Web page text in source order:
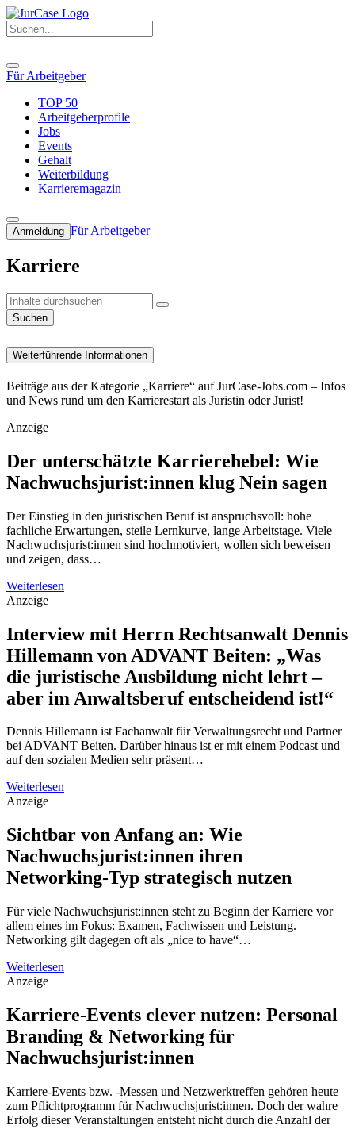
Für Arbeitgeber
TOP 50
Arbeitgeberprofile
Jobs
Events
Gehalt
Weiterbildung
Karrieremagazin
Anmeldung Für Arbeitgeber
Karriere
Suchen
Weiterführende Informationen
Beiträge aus der Kategorie „Karriere“ auf JurCase-Jobs.com – Infos
und News rund um den Karrierestart als Juristin oder Jurist!
Anzeige
Der unterschätzte Karrierehebel: Wie
Nachwuchsjurist:innen klug Nein sagen
Der Einstieg in den juristischen Beruf ist anspruchsvoll: hohe
fachliche Erwartungen, steile Lernkurve, lange Arbeitstage. Viele
Nachwuchsjurist:innen sind hochmotiviert, wollen sich beweisen
und zeigen, dass…
Weiterlesen
Anzeige
Interview mit Herrn Rechtsanwalt Dennis
Hillemann von ADVANT Beiten: „Was
die juristische Ausbildung nicht lehrt –
aber im Anwaltsberuf entscheidend ist!“
Dennis Hillemann ist Fachanwalt für Verwaltungsrecht und Partner
bei ADVANT Beiten. Darüber hinaus ist er mit einem Podcast und
auf den sozialen Medien sehr präsent…
Weiterlesen
Anzeige
Sichtbar von Anfang an: Wie
Nachwuchsjurist:innen ihren
Networking-Typ strategisch nutzen
Für viele Nachwuchsjurist:innen steht zu Beginn der Karriere vor
allem eines im Fokus: Examen, Fachwissen und Leistung.
Networking gilt dagegen oft als „nice to have“…
Weiterlesen
Anzeige
Karriere-Events clever nutzen: Personal
Branding & Networking für
Nachwuchsjurist:innen
Karriere-Events bzw. -Messen und Netzwerktreffen gehören heute
zum Pflichtprogramm für Nachwuchsjurist:innen. Doch der wahre
Erfolg dieser Veranstaltungen entsteht nicht durch die Anzahl der